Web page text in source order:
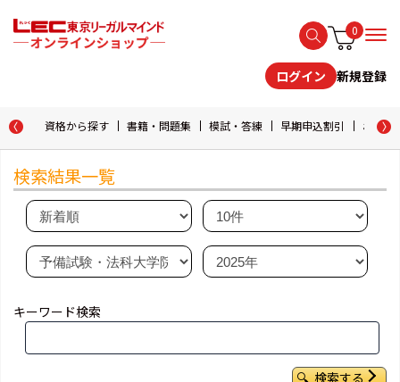
0
ログイン 新規登録
資格から探す 書籍・問題集 模試・答練 早期申込割引 おため
検索結果一覧
キーワード検索
検索する